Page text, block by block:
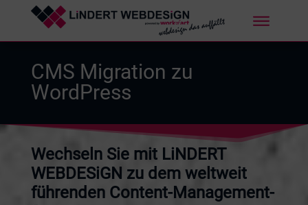
CMS Migration zu
WordPress
Wechseln Sie mit LiNDERT
WEBDESiGN zu dem weltweit
führenden Content-Management-